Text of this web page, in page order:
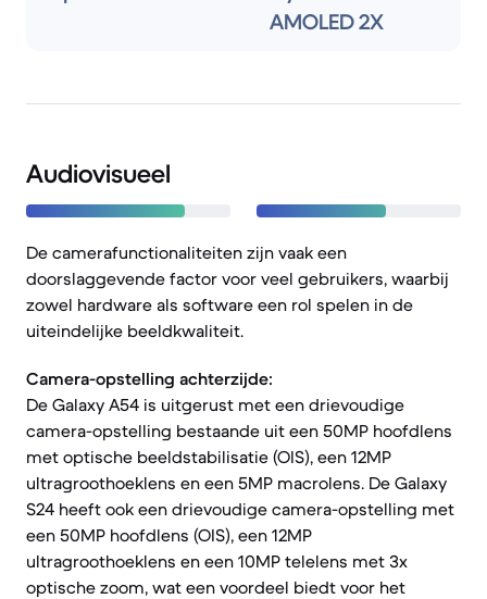
AMOLED 2X
Audiovisueel
De camerafunctionaliteiten zijn vaak een
doorslaggevende factor voor veel gebruikers, waarbij
zowel hardware als software een rol spelen in de
uiteindelijke beeldkwaliteit.
Camera-opstelling achterzijde:
De Galaxy A54 is uitgerust met een drievoudige
camera-opstelling bestaande uit een 50MP hoofdlens
met optische beeldstabilisatie (OIS), een 12MP
ultragroothoeklens en een 5MP macrolens. De Galaxy
S24 heeft ook een drievoudige camera-opstelling met
een 50MP hoofdlens (OIS), een 12MP
ultragroothoeklens en een 10MP telelens met 3x
optische zoom, wat een voordeel biedt voor het